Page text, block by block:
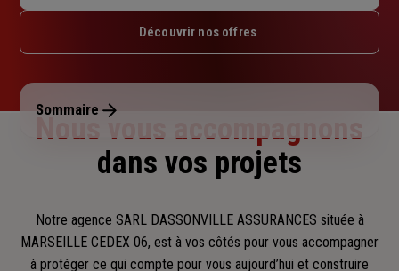
Jeudi : 09h – 12h30 / 14h – 18h
Dimanche : Fermé
Découvrir nos offres
Sommaire
Nous vous accompagnons
dans vos projets
Notre agence SARL DASSONVILLE ASSURANCES située à
MARSEILLE CEDEX 06, est à vos côtés pour vous accompagner
à protéger ce qui compte pour vous aujourd’hui et construire